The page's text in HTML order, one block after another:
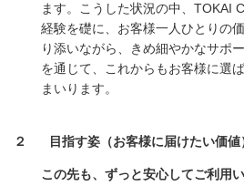
ます。こうした状況の中、TOKAI
経験を礎に、お客様一人ひとりの
り添いながら、きめ細やかなサポ
を通じて、これからもお客様に選
まいります。
２ 目指す姿（お客様に届けたい価値
この先も、ずっと安心してご利用